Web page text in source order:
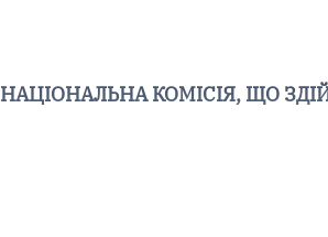
НАЦІОНАЛЬНА КОМІСІЯ, ЩО